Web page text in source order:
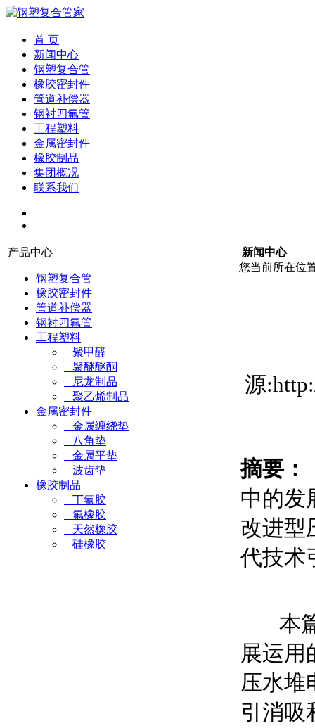
首 页
新闻中心
钢塑复合管
橡胶密封件
管道补偿器
钢衬四氟管
工程塑料
金属密封件
橡胶制品
集团概况
联系我们
产品中心
钢塑复合管
橡胶密封件
管道补偿器
钢衬四氟管
工程塑料
聚甲醛
聚醚醚酮
尼龙制品
聚乙烯制品
金属密封件
金属缠绕垫
八角垫
金属平垫
波齿垫
橡胶制品
丁氰胶
氟橡胶
天然橡胶
硅橡胶
新闻中心
您当前所在位
源
摘要：
中的发
改进型
代技术
本篇
展运用
压水堆
引消吸